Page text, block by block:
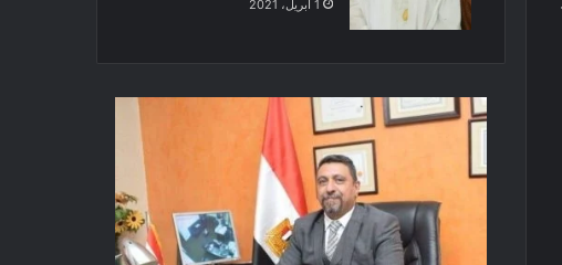
1 أبريل، 2021